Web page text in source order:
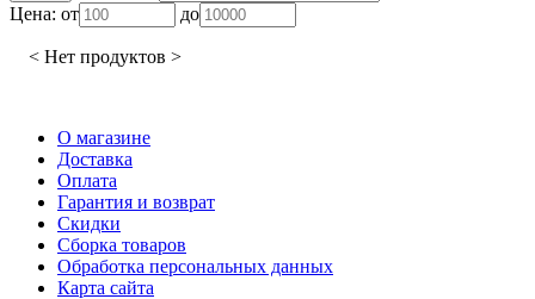
Цена: от до
< Нет продуктов >
О магазине
Доставка
Оплата
Гарантия и возврат
Скидки
Сборка товаров
Обработка персональных данных
Карта сайта